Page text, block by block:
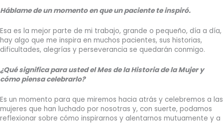
Háblame de un momento en que un paciente te inspiró.
Esa es la mejor parte de mi trabajo, grande o pequeño, día a día,
hay algo que me inspira en muchos pacientes, sus historias,
dificultades, alegrías y perseverancia se quedarán conmigo.
¿Qué significa para usted el Mes de la Historia de la Mujer y
cómo piensa celebrarlo?
Es un momento para que miremos hacia atrás y celebremos a las
mujeres que han luchado por nosotras y, con suerte, podamos
reflexionar sobre cómo inspirarnos y alentarnos mutuamente y a